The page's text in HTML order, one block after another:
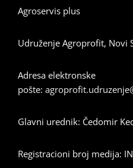
Agroservis plus
Udruženje Agroprofit, Novi
Adresa elektronske
pošte:
Glavni urednik: Čedomir
Registracioni broj medija: